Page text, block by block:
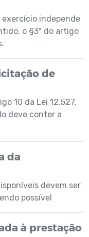
independe
o §3º do artigo
de
10 da Lei 12.527,
deve conter a
da
devem ser
possível
à prestação